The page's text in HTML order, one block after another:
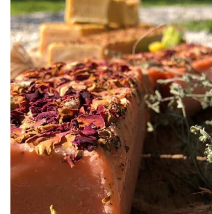
Parfumpoint Refill